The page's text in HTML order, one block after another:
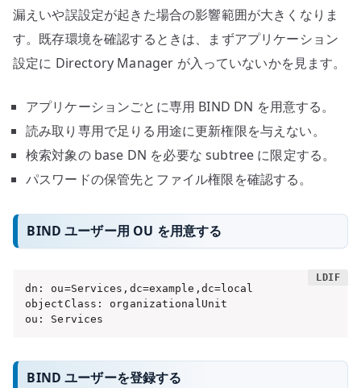
漏えいや誤設定が起きた場合の影響範囲が大きくなりま
す。既存環境を確認するときは、まずアプリケーション
設定に Directory Manager が入っていないかを見ます。
アプリケーションごとに専用 BIND DN を用意する。
読み取り専用で足りる用途に更新権限を与えない。
検索対象の base DN を必要な subtree に限定する。
パスワードの保管先とファイル権限を確認する。
BIND ユーザー用 OU を用意する
dn: ou=Services,dc=example,dc=local
objectClass: organizationalUnit
ou: Services
BIND ユーザーを登録する